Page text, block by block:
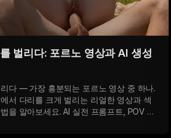
벌리다: 포르노 영상과 AI 생성
다 — 가장 흥분되는 포르노 영상 중 하나.
서 다리를 크게 벌리는 리얼한 영상과 섹
을 알아보세요. AI 실전 프롬프트, POV 앵